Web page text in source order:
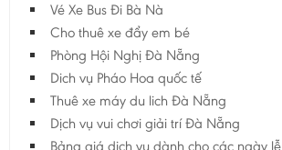
Lai Châu
Lạng Sơn
Long An
Nam Định
Nghệ An
Vé Xe Bus Đi Bà Nà
Cho thuê xe đẩy em bé
Phòng Hội Nghị Đà Nẵng
Dich vụ Pháo Hoa quốc tế
Thuê xe máy du lich Đà Nẵng
Dịch vụ vui chơi giải trí Đà Nẵng
Bảng giá dịch vụ dành cho các ngày lễ